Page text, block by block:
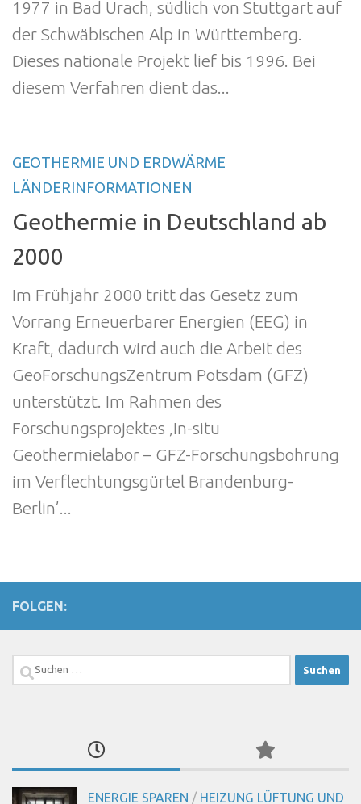
1977 in Bad Urach, südlich von Stuttgart auf
der Schwäbischen Alp in Württemberg.
Dieses nationale Projekt lief bis 1996. Bei
diesem Verfahren dient das...
GEOTHERMIE UND ERDWÄRME
LÄNDERINFORMATIONEN
Geothermie in Deutschland ab
2000
Im Frühjahr 2000 tritt das Gesetz zum
Vorrang Erneuerbarer Energien (EEG) in
Kraft, dadurch wird auch die Arbeit des
GeoForschungsZentrum Potsdam (GFZ)
unterstützt. Im Rahmen des
Forschungsprojektes ‚In-situ
Geothermielabor – GFZ-Forschungsbohrung
im Verflechtungsgürtel Brandenburg-
Berlin’...
FOLGEN:
Suchen
ENERGIE SPAREN / HEIZUNG LÜFTUNG UND